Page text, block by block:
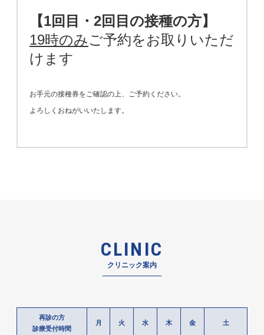
【1回目・2回目の接種の方】
19時のみご予約をお取りいただ
けます
お手元の接種券をご確認の上、ご予約ください。
よろしくおねがいいたします。
CLINIC
クリニック案内
再診の方
診療受付時間
月 火 水 木 金 土